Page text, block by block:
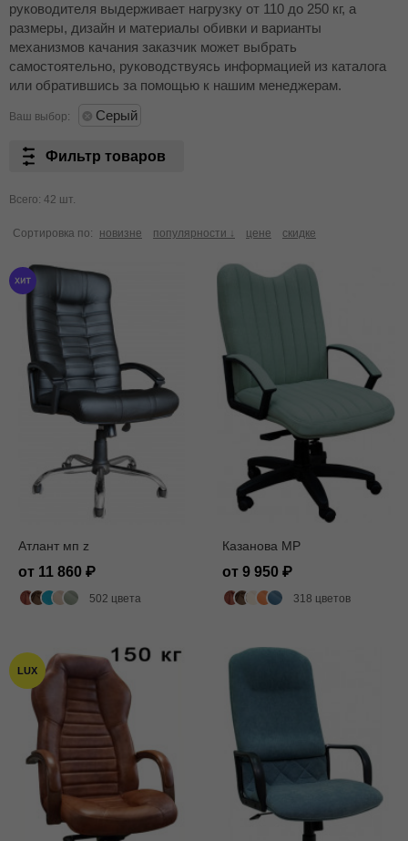
руководителя выдерживает нагрузку от 110 до 250 кг, а
размеры, дизайн и материалы обивки и варианты
механизмов качания заказчик может выбрать
самостоятельно, руководствуясь информацией из каталога
или обратившись за помощью к нашим менеджерам.
Ваш выбор: Серый
Фильтр товаров
Всего: 42 шт.
Сортировка по: новизне популярности ↓ цене скидке
Атлант мп z
от 11 860
502 цвета
Казанова MP
от 9 950
318 цветов
LUX